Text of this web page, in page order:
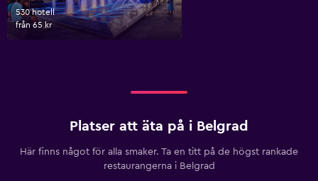
530 hotell
från 65 kr
Platser att äta på i Belgrad
Här finns något för alla smaker. Ta en titt på de högst rankade
restaurangerna i Belgrad